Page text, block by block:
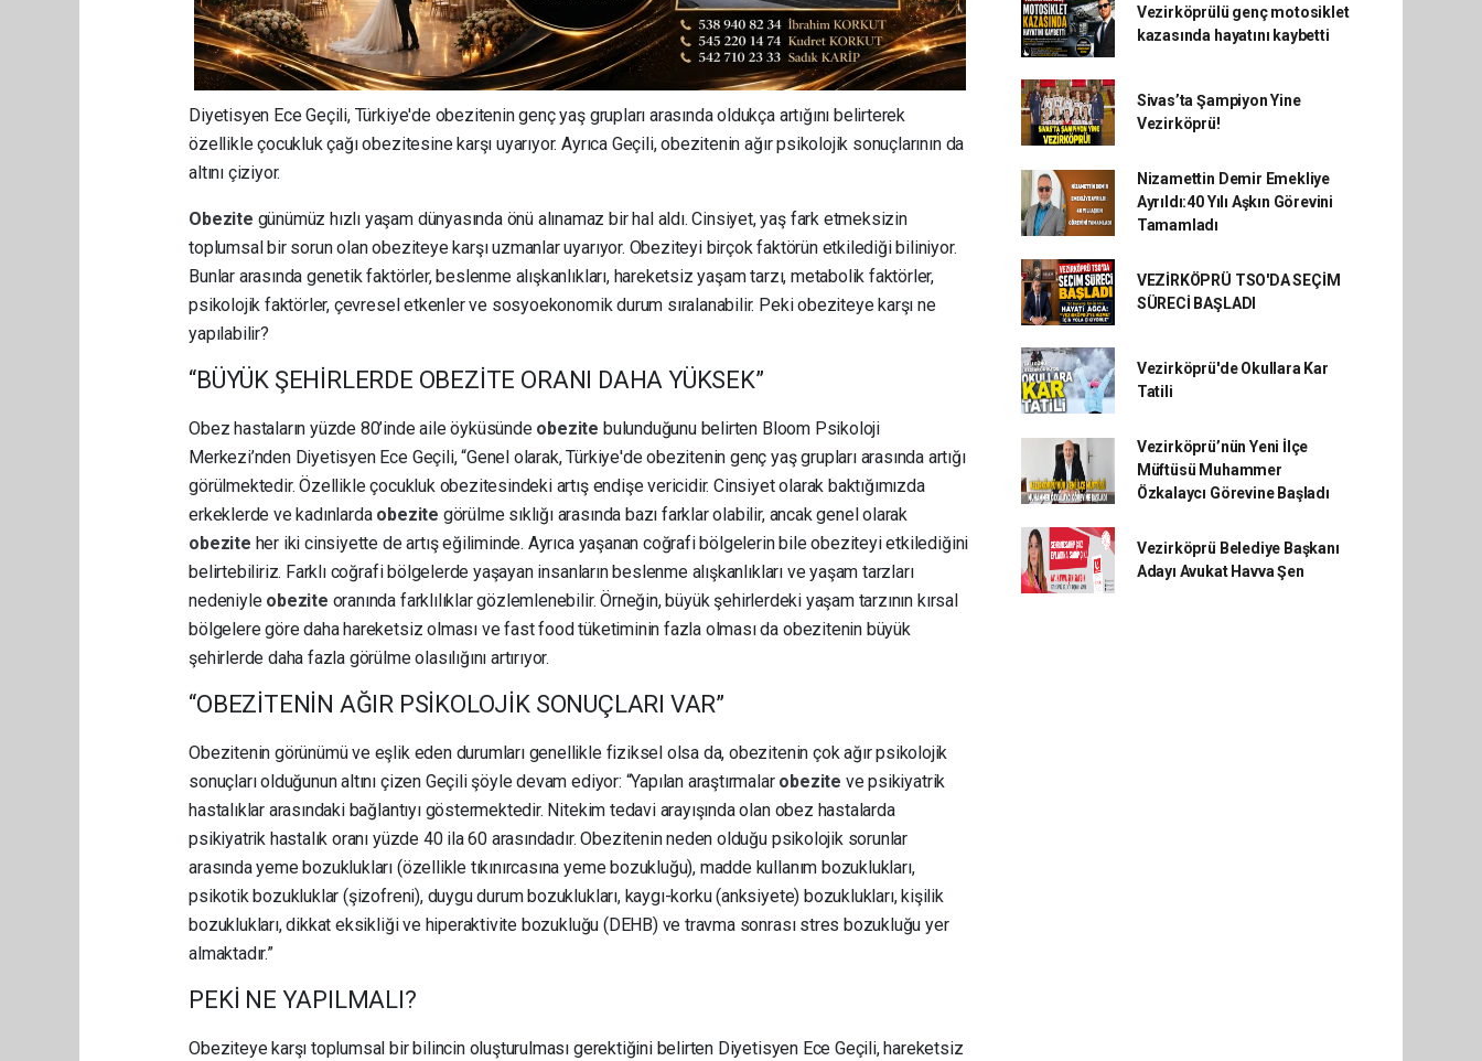
Diyetisyen Ece Geçili, Türkiye'de obezitenin genç yaş grupları arasında oldukça artığını belirterek
özellikle çocukluk çağı obezitesine karşı uyarıyor. Ayrıca Geçili, obezitenin ağır psikolojik sonuçlarının da
altını çiziyor.
Obezite günümüz hızlı yaşam dünyasında önü alınamaz bir hal aldı. Cinsiyet, yaş fark etmeksizin
toplumsal bir sorun olan obeziteye karşı uzmanlar uyarıyor. Obeziteyi birçok faktörün etkilediği biliniyor.
Bunlar arasında genetik faktörler, beslenme alışkanlıkları, hareketsiz yaşam tarzı, metabolik faktörler,
psikolojik faktörler, çevresel etkenler ve sosyoekonomik durum sıralanabilir. Peki obeziteye karşı ne
yapılabilir?
“BÜYÜK ŞEHİRLERDE OBEZİTE ORANI DAHA YÜKSEK”
Obez hastaların yüzde 80’inde aile öyküsünde obezite bulunduğunu belirten Bloom Psikoloji
Merkezi’nden Diyetisyen Ece Geçili, “Genel olarak, Türkiye'de obezitenin genç yaş grupları arasında artığı
görülmektedir. Özellikle çocukluk obezitesindeki artış endişe vericidir. Cinsiyet olarak baktığımızda
erkeklerde ve kadınlarda obezite görülme sıklığı arasında bazı farklar olabilir, ancak genel olarak
obezite her iki cinsiyette de artış eğiliminde. Ayrıca yaşanan coğrafi bölgelerin bile obeziteyi etkilediğini
belirtebiliriz. Farklı coğrafi bölgelerde yaşayan insanların beslenme alışkanlıkları ve yaşam tarzları
nedeniyle obezite oranında farklılıklar gözlemlenebilir. Örneğin, büyük şehirlerdeki yaşam tarzının kırsal
bölgelere göre daha hareketsiz olması ve fast food tüketiminin fazla olması da obezitenin büyük
şehirlerde daha fazla görülme olasılığını artırıyor.
“OBEZİTENİN AĞIR PSİKOLOJİK SONUÇLARI VAR”
Obezitenin görünümü ve eşlik eden durumları genellikle fiziksel olsa da, obezitenin çok ağır psikolojik
sonuçları olduğunun altını çizen Geçili şöyle devam ediyor: “Yapılan araştırmalar obezite ve psikiyatrik
hastalıklar arasındaki bağlantıyı göstermektedir. Nitekim tedavi arayışında olan obez hastalarda
psikiyatrik hastalık oranı yüzde 40 ila 60 arasındadır. Obezitenin neden olduğu psikolojik sorunlar
arasında yeme bozuklukları (özellikle tıkınırcasına yeme bozukluğu), madde kullanım bozuklukları,
psikotik bozukluklar (şizofreni), duygu durum bozuklukları, kaygı-korku (anksiyete) bozuklukları, kişilik
bozuklukları, dikkat eksikliği ve hiperaktivite bozukluğu (DEHB) ve travma sonrası stres bozukluğu yer
almaktadır.”
PEKİ NE YAPILMALI?
Obeziteye karşı toplumsal bir bilincin oluşturulması gerektiğini belirten Diyetisyen Ece Geçili, hareketsiz
Vezirköprülü genç motosiklet
kazasında hayatını kaybetti
Sivas’ta Şampiyon Yine
Vezirköprü!
Nizamettin Demir Emekliye
Ayrıldı:40 Yılı Aşkın Görevini
Tamamladı
VEZİRKÖPRÜ TSO'DA SEÇİM
SÜRECİ BAŞLADI
Vezirköprü'de Okullara Kar
Tatili
Vezirköprü’nün Yeni İlçe
Müftüsü Muhammer
Özkalaycı Görevine Başladı
Vezirköprü Belediye Başkanı
Adayı Avukat Havva Şen